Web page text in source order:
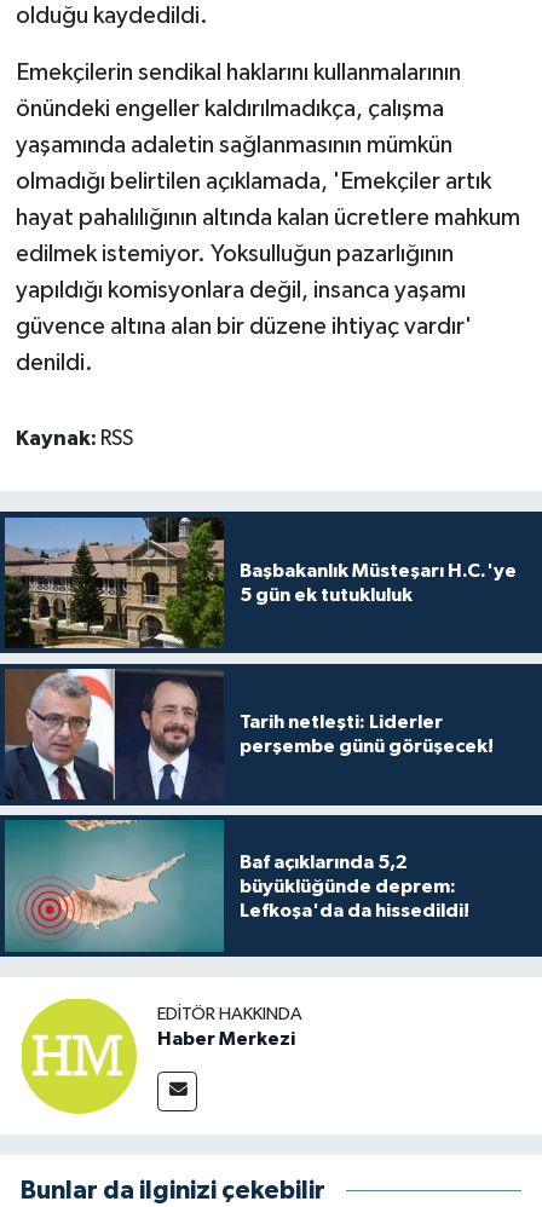
olduğu kaydedildi.
Emekçilerin sendikal haklarını kullanmalarının
önündeki engeller kaldırılmadıkça, çalışma
yaşamında adaletin sağlanmasının mümkün
olmadığı belirtilen açıklamada, 'Emekçiler artık
hayat pahalılığının altında kalan ücretlere mahkum
edilmek istemiyor. Yoksulluğun pazarlığının
yapıldığı komisyonlara değil, insanca yaşamı
güvence altına alan bir düzene ihtiyaç vardır'
denildi.
Kaynak: RSS
Başbakanlık Müsteşarı H.C.'ye
5 gün ek tutukluluk
Tarih netleşti: Liderler
perşembe günü görüşecek!
Baf açıklarında 5,2
büyüklüğünde deprem:
Lefkoşa'da da hissedildi!
EDITÖR HAKKINDA
Haber Merkezi
Bunlar da ilginizi çekebilir